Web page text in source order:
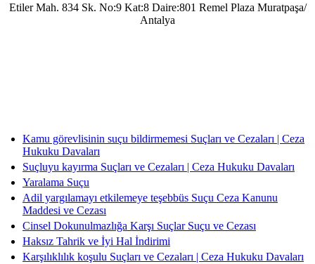
Etiler Mah. 834 Sk. No:9 Kat:8 Daire:801 Remel Plaza Muratpaşa/
Antalya
Kamu görevlisinin suçu bildirmemesi Suçları ve Cezaları | Ceza
Hukuku Davaları
Suçluyu kayırma Suçları ve Cezaları | Ceza Hukuku Davaları
Yaralama Suçu
Adil yargılamayı etkilemeye teşebbüs Suçu Ceza Kanunu
Maddesi ve Cezası
Cinsel Dokunulmazlığa Karşı Suçlar Suçu ve Cezası
Haksız Tahrik ve İyi Hal İndirimi
Karşılıklılık koşulu Suçları ve Cezaları | Ceza Hukuku Davaları